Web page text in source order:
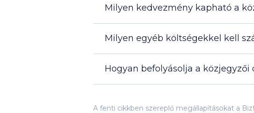
Milyen kedvezmény kapható a
Milyen egyéb költségekkel kell
Hogyan befolyásolja a közjegyzői
A fenti cikkben szereplő megállapításokat a